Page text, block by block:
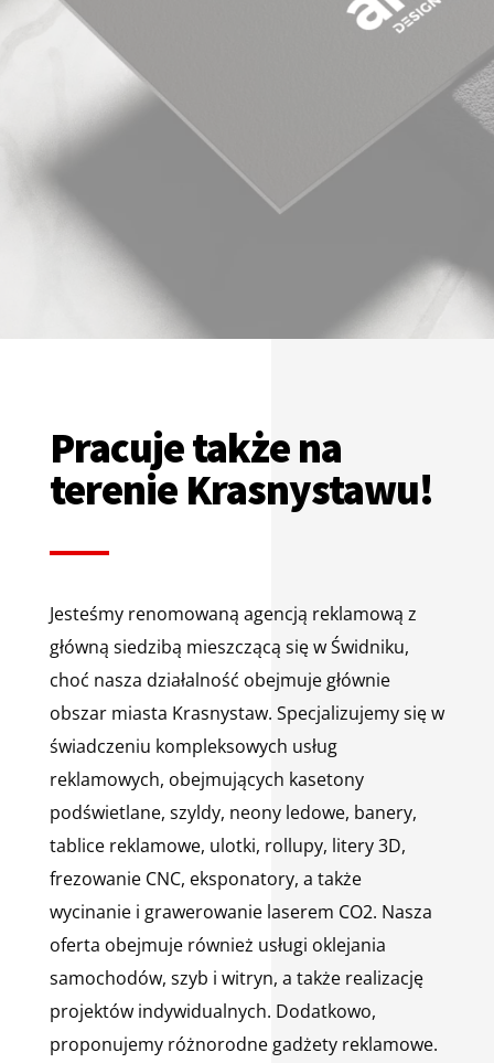
Pracuje także na
terenie Krasnystawu!
Jesteśmy renomowaną agencją reklamową z
główną siedzibą mieszczącą się w Świdniku,
choć nasza działalność obejmuje głównie
obszar miasta Krasnystaw. Specjalizujemy się w
świadczeniu kompleksowych usług
reklamowych, obejmujących kasetony
podświetlane, szyldy, neony ledowe, banery,
tablice reklamowe, ulotki, rollupy, litery 3D,
frezowanie CNC, eksponatory, a także
wycinanie i grawerowanie laserem CO2. Nasza
oferta obejmuje również usługi oklejania
samochodów, szyb i witryn, a także realizację
projektów indywidualnych. Dodatkowo,
proponujemy różnorodne gadżety reklamowe.